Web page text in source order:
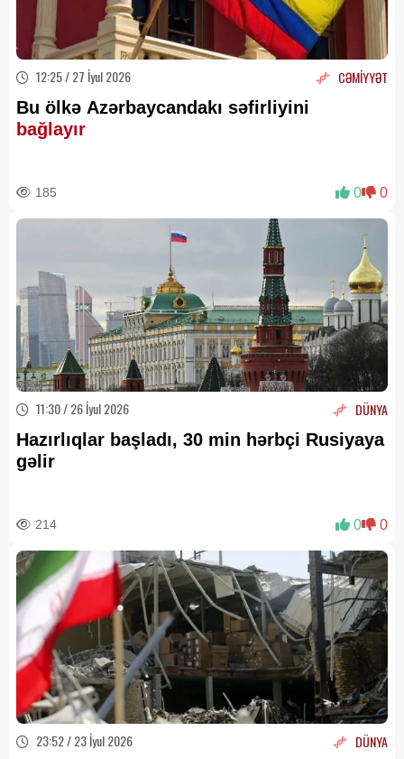
12:25 / 27 İyul 2026 CƏMİYYƏT
Bu ölkə Azərbaycandakı səfirliyini
bağlayır
185 0 0
11:30 / 26 İyul 2026 DÜNYA
Hazırlıqlar başladı, 30 min hərbçi Rusiyaya
gəlir
214 0 0
23:52 / 23 İyul 2026 DÜNYA